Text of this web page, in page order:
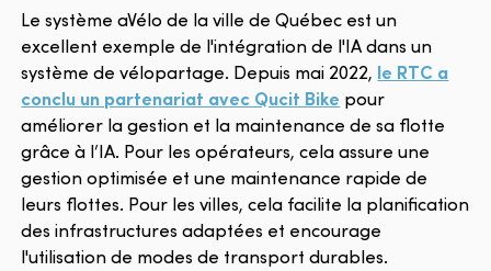
Le système aVélo de la ville de Québec est un
excellent exemple de l'intégration de l'IA dans un
système de vélopartage. Depuis mai 2022, le RTC a
conclu un partenariat avec Qucit Bike pour
améliorer la gestion et la maintenance de sa flotte
grâce à l’IA. Pour les opérateurs, cela assure une
gestion optimisée et une maintenance rapide de
leurs flottes. Pour les villes, cela facilite la planification
des infrastructures adaptées et encourage
l'utilisation de modes de transport durables.